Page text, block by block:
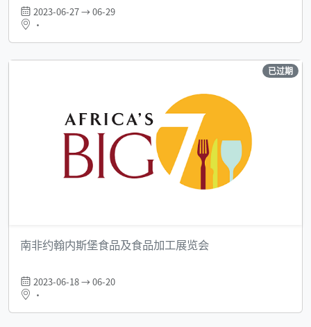
2023-06-27 → 06-29
•
南非约翰内斯堡食品及食品加工展览会
2023-06-18 → 06-20
•
已过期